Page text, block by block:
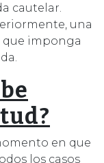
cautelar.
una
que imponga
en que
los casos